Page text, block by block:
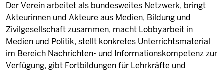
Der Verein arbeitet als bundesweites Netzwerk, bringt
Akteurinnen und Akteure aus Medien, Bildung und
Zivilgesellschaft zusammen, macht Lobbyarbeit in
Medien und Politik, stellt konkretes Unterrichtsmaterial
im Bereich Nachrichten- und Informationskompetenz zur
Verfügung, gibt Fortbildungen für Lehrkräfte und